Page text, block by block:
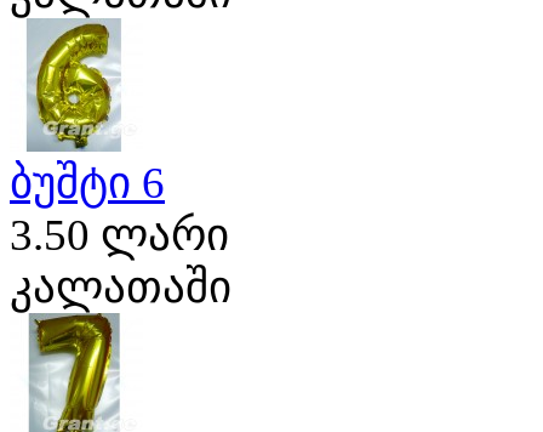
ბუშტი 6
3.50 ლარი
კალათაში